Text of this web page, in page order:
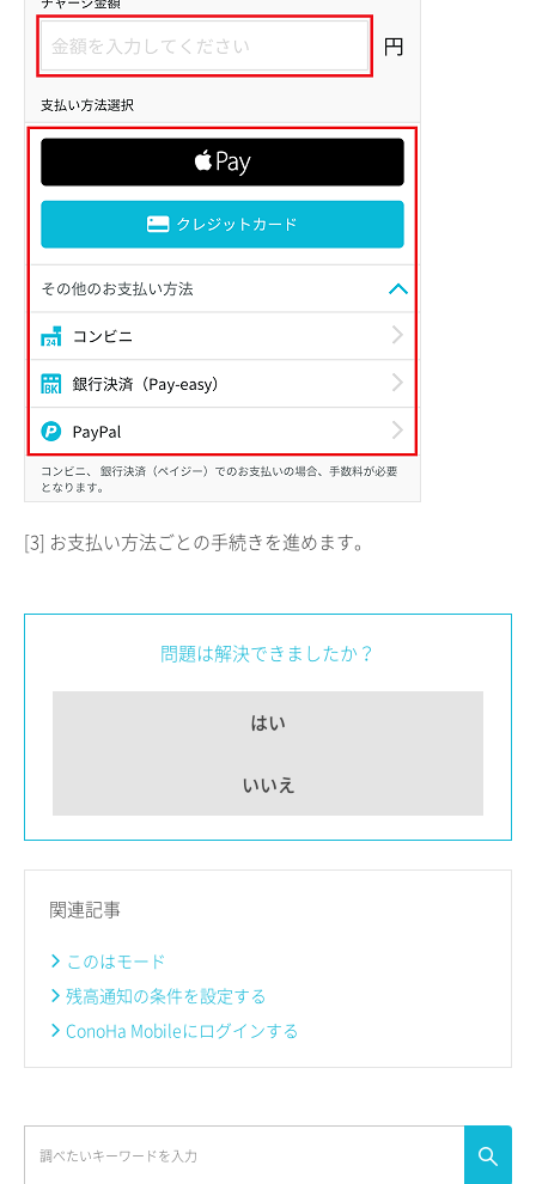
[3] お支払い方法ごとの手続きを進めます。
問題は解決できましたか？
はい
いいえ
関連記事
このはモード
残高通知の条件を設定する
ConoHa Mobileにログインする